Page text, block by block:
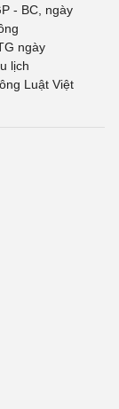
- BC, ngày
ngày
lịch
Luật Việt